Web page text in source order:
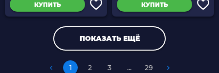
КУПИТЬ КУПИТЬ
ПОКАЗАТЬ ЕЩЁ
1 2 3 ... 29